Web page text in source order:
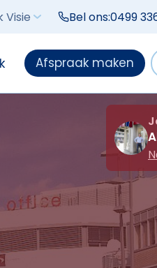
Visie Bel ons:0499
Afspraak maken